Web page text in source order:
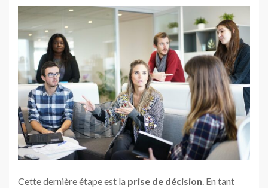
Cette dernière étape est la prise de décision. En tant